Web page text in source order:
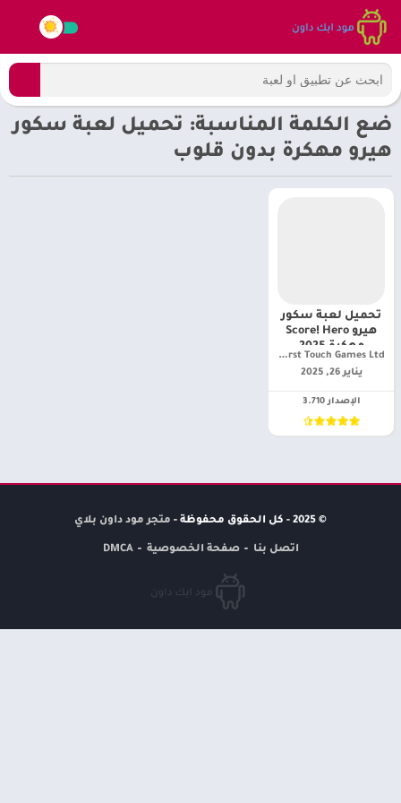
ضع الكلمة المناسبة: تحميل لعبة سكور
هيرو مهكرة بدون قلوب
تحميل لعبة سكور
هيرو Score! Hero
مهكرة 2025
First Touch Games Ltd.‏
يناير 26, 2025
الإصدار 3.710
© 2025 - كل الحقوق محفوظة - متجر مود داون بلاي
اتصل بنا صفحة الخصوصية DMCA